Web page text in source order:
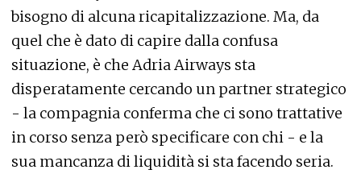
bisogno di alcuna ricapitalizzazione. Ma, da
quel che è dato di capire dalla confusa
situazione, è che Adria Airways sta
disperatamente cercando un partner strategico
- la compagnia conferma che ci sono trattative
in corso senza però specificare con chi - e la
sua mancanza di liquidità si sta facendo seria.